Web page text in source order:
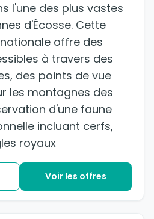
l'une des plus vastes
d'Écosse. Cette
offre des
à travers des
des points de vue
les montagnes des
d'une faune
incluant cerfs,
royaux
Voir les offres